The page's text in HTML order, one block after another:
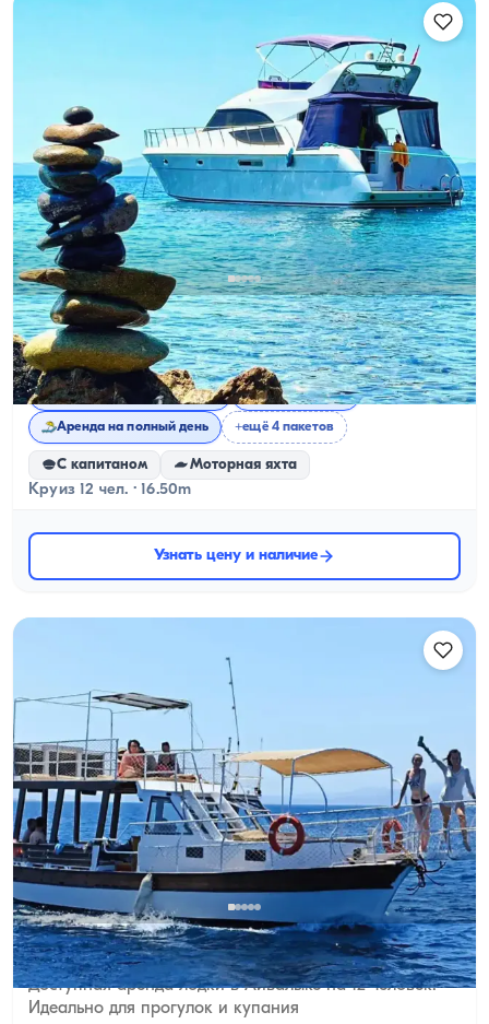
Айвалике, Balıkesir Новая лодка
Аренда ультра-роскошной яхты в Айвалыке
Тур по бухтам Айвалыка Тур на закате
Аренда на полный день +ещё 4 пакетов
С капитаном Моторная яхта
Круиз 12 чел. · 16.50m
Узнать цену и наличие
Айвалике, Balıkesir Новая лодка
Доступная аренда лодки в Айвалыке на 12 человек:
Идеально для прогулок и купания